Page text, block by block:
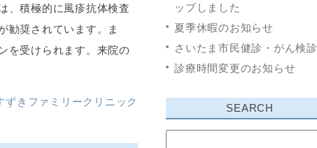
、積極的に風疹抗体検査
勧奨されています。ま
を受けられます。来院の
ずきファミリークリニック
ップしました
夏季休暇のお知らせ
さいたま市民健診・がん検診
診療時間変更のお知らせ
SEARCH